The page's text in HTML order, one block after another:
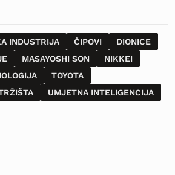
INDUSTRIJA ČIPOVI
DIONICE
MASAYOSHI SON
NIKKEI
TOYOTA
UMJETNA INTELIGENCIJA